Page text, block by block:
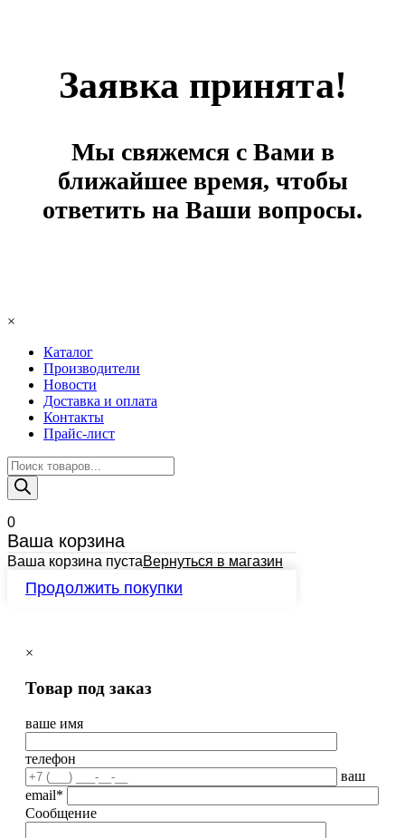
Заявка принята!
Мы свяжемся с Вами в
ближайшее время, чтобы
ответить на Ваши вопросы.
×
Каталог
Производители
Новости
Доставка и оплата
Контакты
Прайс-лист
Поиск
товаров
0
Ваша корзина
Ваша корзина пустаВернуться в магазин
Продолжить покупки
×
Товар под заказ
ваше имя
телефон
ваш
email*
Сообщение